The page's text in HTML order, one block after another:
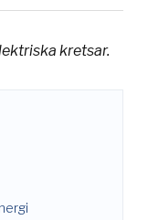
kretsar.